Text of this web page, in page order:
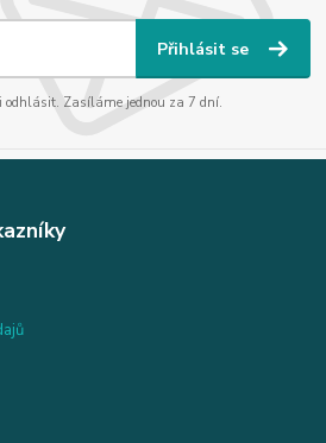
Přihlásit se
odhlásit. Zasíláme jednou za 7 dní.